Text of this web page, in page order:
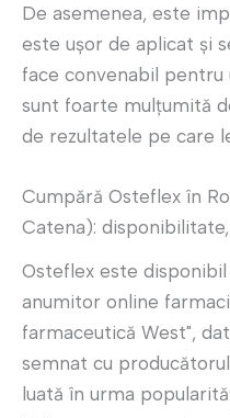
De asemenea, este
este ușor de aplicat și
face convenabil pentru
sunt foarte mulțumită
de rezultatele pe care
Cumpără Osteflex în
Catena):
Osteflex este
anumitor online
farmaceutică West",
semnat cu
luată în urma